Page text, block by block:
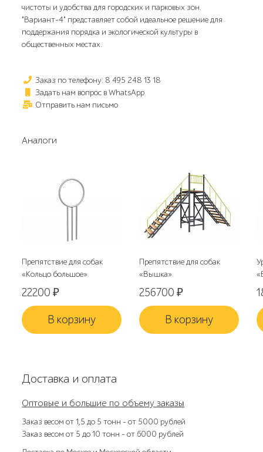
чистоты и удобства для городских и парковых зон.
"Вариант-4" представляет собой идеальное решение для
поддержания порядка и экологической культуры в
общественных местах.
Заказ по телефону: 8 495 248 13 18
Задать нам вопрос в WhatsApp
Отправить нам письмо
Аналоги
Препятствие для собак
«Кольцо большое»
22200₽
В корзину
Препятствие для собак
«Вышка»
256700₽
В корзину
Доставка и оплата
Оптовые и большие по объему заказы
Заказ весом от 1,5 до 5 тонн – от 5000 рублей
Заказ весом от 5 до 10 тонн – от 6000 рублей